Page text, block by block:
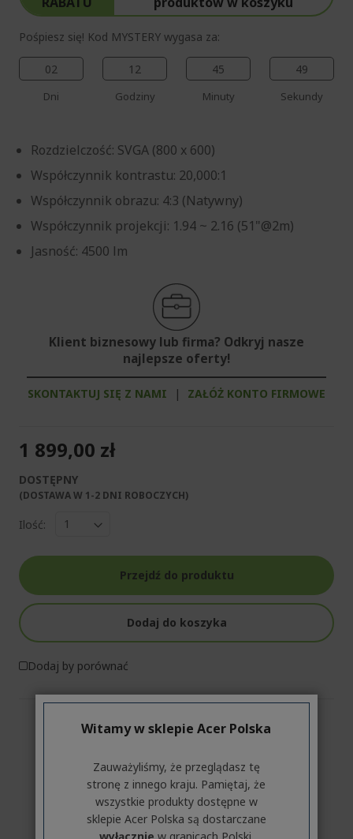
Pośpiesz się! Kod MYSTERY wygasa za:
02
Dni
12
Godziny
45
Minuty
48
Sekundy
Rozdzielczość: SVGA (800 x 600)
Współczynnik kontrastu: 20,000:1
Współczynnik obrazu: 4:3 (Natywny)
Współczynnik projekcji: 1.94 ~ 2.16 (51"@2m)
Jasność: 4500 lm
Klient biznesowy lub firma? Odkryj nasze
najlepsze oferty!
SKONTAKTUJ SIĘ Z NAMI | ZAŁÓŻ KONTO FIRMOWE
1 899,00 zł
DOSTĘPNY
(DOSTAWA W 1-2 DNI ROBOCZYCH)​
Ilość:
Przejdź do produktu
Dodaj do koszyka
Dodaj by porównać
Witamy w sklepie Acer Polska
Zauważyliśmy, że przeglądasz tę
stronę z innego kraju. Pamiętaj, że
wszystkie produkty dostępne w
sklepie Acer Polska są dostarczane